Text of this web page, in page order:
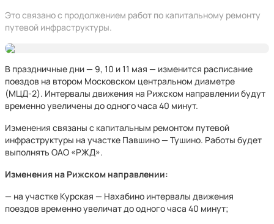
Это связано с продолжением работ по капитальному ремонту
путевой инфраструктуры.
В праздничные дни — 9, 10 и 11 мая — изменится расписание
поездов на втором Московском центральном диаметре
(МЦД-2). Интервалы движения на Рижском направлении будут
временно увеличены до одного часа 40 минут.
Изменения связаны с капитальным ремонтом путевой
инфраструктуры на участке Павшино — Тушино. Работы будет
выполнять ОАО «РЖД».
Изменения на Рижском направлении:
— на участке Курская — Нахабино интервалы движения
поездов временно увеличат до одного часа 40 минут;